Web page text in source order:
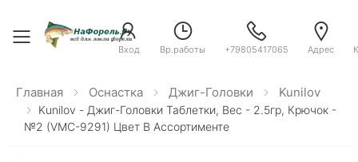
Toggle menu
Вход Вр.работы +79805417065 Адрес
Главная Оснастка Джиг-Головки Kunilov
Kunilov - Джиг-Головки Таблетки, Вес - 2.5гр, Крючок -
№2 (VMC-9291) Цвет В Ассортименте